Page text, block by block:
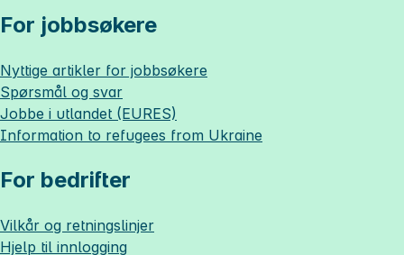
For jobbsøkere
Nyttige artikler for jobbsøkere
Spørsmål og svar
Jobbe i utlandet (EURES)
Information to refugees from Ukraine
For bedrifter
Vilkår og retningslinjer
Hjelp til innlogging